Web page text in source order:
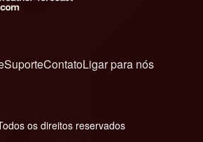
SuporteContatoLigar para nós
os direitos reservados